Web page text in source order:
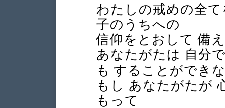
わたしの戒めの全
子のうちへの
信仰をとおして 備
あなたがたは 自分
も することができ
もし あなたがたが
もって